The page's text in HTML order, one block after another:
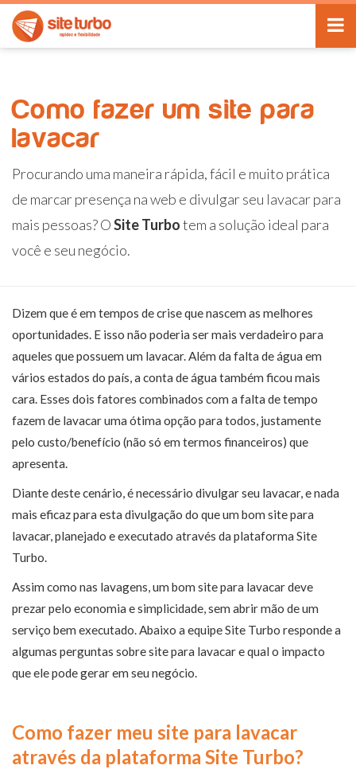
Como fazer um site para
lavacar
Procurando uma maneira rápida, fácil e muito prática
de marcar presença na web e divulgar seu lavacar para
mais pessoas? OSite Turbotem a solução ideal para
você e seu negócio.
Dizem que é em tempos de crise que nascem as melhores
oportunidades. E isso não poderia ser mais verdadeiro para
aqueles que possuem um lavacar. Além da falta de água em
vários estados do país, a conta de água também ficou mais
cara. Esses dois fatores combinados com a falta de tempo
fazem de lavacar uma ótima opção para todos, justamente
pelo custo/benefício (não só em termos financeiros) que
apresenta.
Diante deste cenário, é necessário divulgar seu lavacar, e nada
mais eficaz para esta divulgação do que um bom site para
lavacar, planejado e executado através da plataforma Site
Turbo.
Assim como nas lavagens, um bom site para lavacar deve
prezar pelo economia e simplicidade, sem abrir mão de um
serviço bem executado. Abaixo a equipe Site Turbo responde a
algumas perguntas sobre site para lavacar e qual o impacto
que ele pode gerar em seu negócio.
Como fazer meu site para lavacar
através da plataforma Site Turbo?